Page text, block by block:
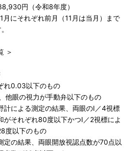
円（令和8年度）
にそれぞれ前月（11月は当月）まで
＞
れ0.03以下のもの
眼の視力が手動弁以下のもの
による測定の結果、両眼のⅠ／4視標
がそれぞれ80度以下かつⅠ／2視標によ
度以下のもの
の結果、両眼開放視認点数が70点以